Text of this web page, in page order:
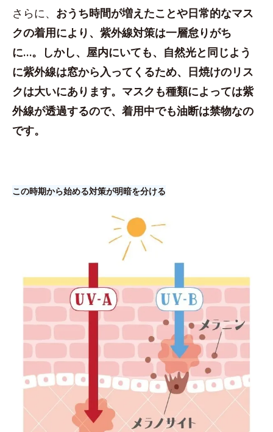
さらに、 おうち時間が増えたことや日常的なマス
クの着用により、紫外線対策は一層怠りがち
に…。しかし、屋内にいても、自然光と同じよう
に紫外線は窓から入ってくるため、日焼けのリス
クは大いにあります。マスクも種類によっては紫
外線が透過するので、着用中でも油断は禁物なの
です。
この時期から始める対策が明暗を分ける